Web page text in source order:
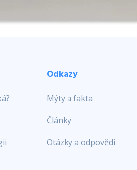
Odkazy
Mýty a fakta
Články
Otázky a odpovědi